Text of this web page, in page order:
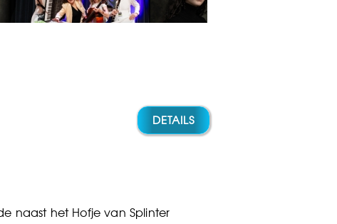
DETAILS
naast het Hofje van Splinter